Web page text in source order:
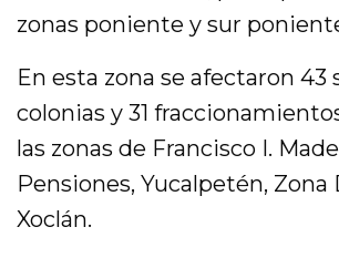
zonas poniente y sur
En esta zona se afectaron 43
colonias y 31
las zonas de Francisco I.
Pensiones, Yucalpetén, Zona
Xoclán.